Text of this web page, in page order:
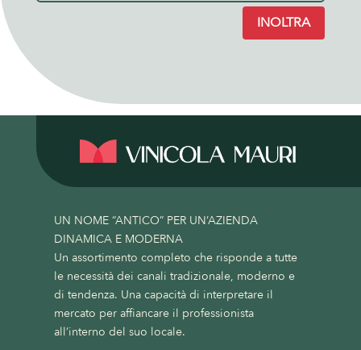
INOLTRA
UN NOME “ANTICO” PER UN’AZIENDA
DINAMICA E MODERNA
Un assortimento completo che risponde a tutte
le necessità dei canali tradizionale, moderno e
di tendenza. Una capacità di interpretare il
mercato per affiancare il professionista
all’interno del suo locale.